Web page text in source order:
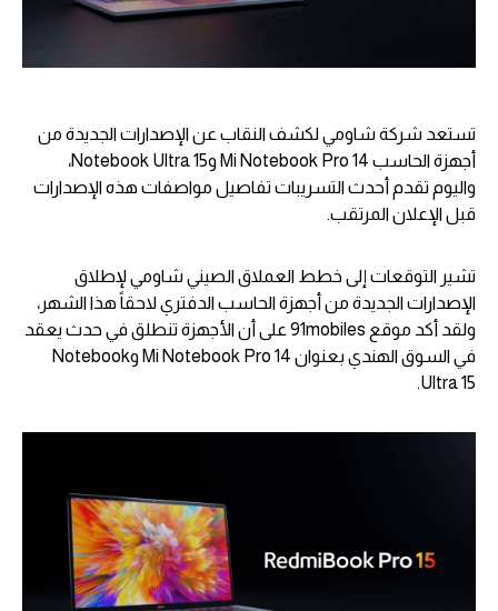
تستعد شركة شاومي لكشف النقاب عن الإصدارات الجديدة من
أجهزة الحاسب Mi Notebook Pro 14 وNotebook Ultra 15،
واليوم تقدم أحدث التسريبات تفاصيل مواصفات هذه الإصدارات
قبل الإعلان المرتقب.
تشير التوقعات إلى خطط العملاق الصيني شاومي لإطلاق
الإصدارات الجديدة من أجهزة الحاسب الدفتري لاحقاً هذا الشهر،
ولقد أكد موقع 91mobiles على أن الأجهزة تنطلق في حدث يعقد
في السوق الهندي بعنوان Mi Notebook Pro 14 وNotebook
Ultra 15.